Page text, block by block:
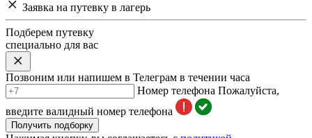
Заявка на путевку в лагерь
Подберем путевку
специально для вас
Позвоним или напишем в Телеграм в течении часа
Номер телефона Пожалуйста,
введите валидный номер телефона
Получить подборку